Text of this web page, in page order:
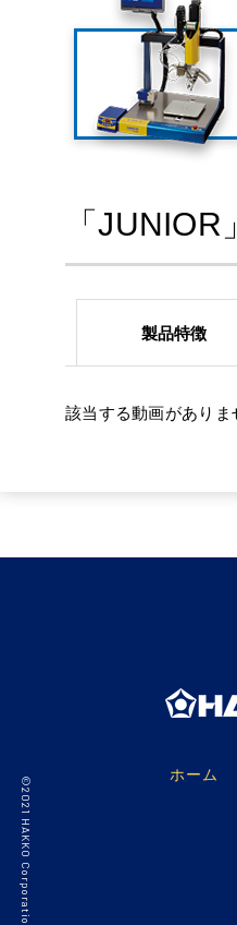
「
製品特徴
該当する動画がありま
ホーム